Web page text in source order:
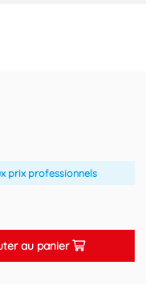
prix professionnels
au panier